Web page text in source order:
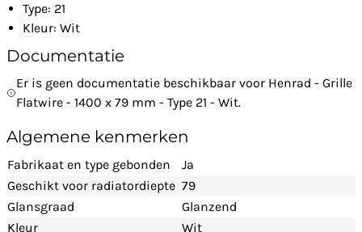
Type: 21
Kleur: Wit
Documentatie
Er is geen documentatie beschikbaar voor Henrad - Grille
Flatwire - 1400 x 79 mm - Type 21 - Wit.
Algemene kenmerken
Fabrikaat en type gebonden
Ja
Geschikt voor radiatordiepte 79
Glansgraad
Glanzend
Kleur
Wit